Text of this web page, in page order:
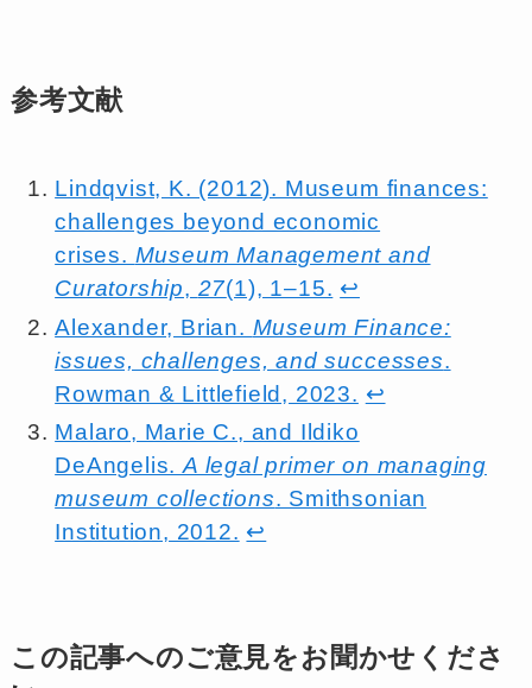
参考文献
Lindqvist, K. (2012). Museum finances:
challenges beyond economic
crises. Museum Management and
Curatorship, 27(1), 1–15. ↩︎
Alexander, Brian. Museum Finance:
issues, challenges, and successes.
Rowman & Littlefield, 2023. ↩︎
Malaro, Marie C., and Ildiko
DeAngelis.A legal primer on managing
museum collections. Smithsonian
Institution, 2012. ↩︎
この記事へのご意見をお聞かせくださ